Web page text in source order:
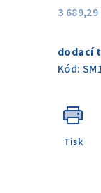
3
cena:
dodací
Kód:
Tisk